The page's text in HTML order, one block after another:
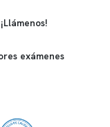
¡Llámenos!
exámenes